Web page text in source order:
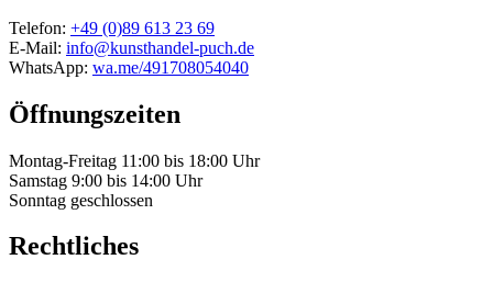
Telefon: +49 (0)89 613 23 69
E-Mail: info@kunsthandel-puch.de
WhatsApp: wa.me/491708054040
Öffnungszeiten
Montag-Freitag 11:00 bis 18:00 Uhr
Samstag 9:00 bis 14:00 Uhr
Sonntag geschlossen
Rechtliches